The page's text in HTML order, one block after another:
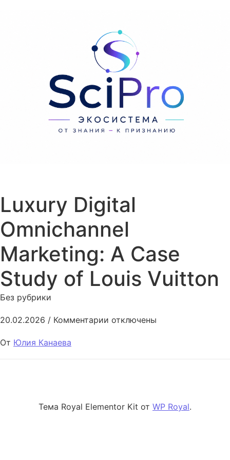
Luxury Digital
Omnichannel
Marketing: A Case
Study of Louis Vuitton
Без рубрики
20.02.2026 / Комментарии к записи Luxury Digital
отключены
От Юлия Канаева
Тема Royal Elementor Kit от WP Royal.